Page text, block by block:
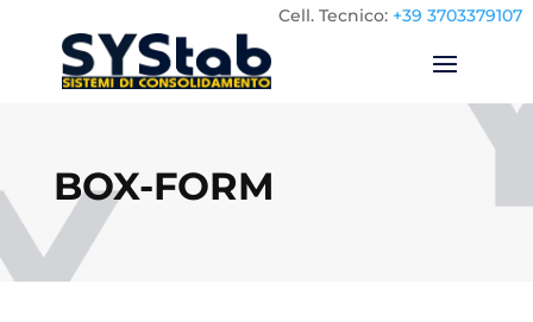
Cell. Tecnico: +39 3703379107
BOX-FORM